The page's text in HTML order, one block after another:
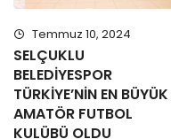
Temmuz 10, 2024
SELÇUKLU
BELEDİYESPOR
TÜRKİYE’NİN EN BÜYÜK
AMATÖR FUTBOL
KULÜBÜ OLDU